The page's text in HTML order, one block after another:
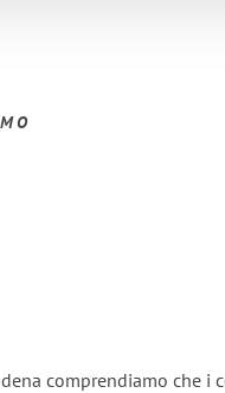
comprendiamo che i